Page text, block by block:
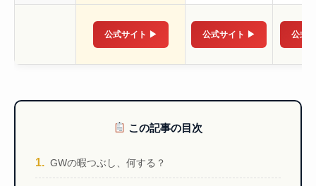
公式サイト ▶ 公式サイト ▶ 公式
この記事の目次
GWの暇つぶし、何する？